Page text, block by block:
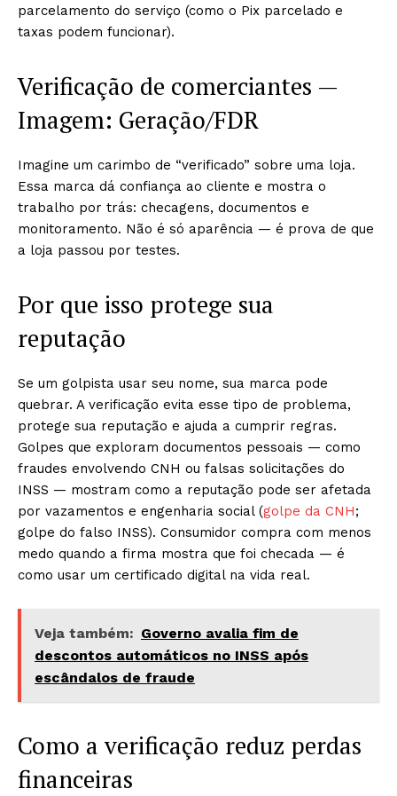
parcelamento do serviço (como o Pix parcelado e
taxas podem funcionar).
Verificação de comerciantes —
Imagem: Geração/FDR
Imagine um carimbo de “verificado” sobre uma loja.
Essa marca dá confiança ao cliente e mostra o
trabalho por trás: checagens, documentos e
monitoramento. Não é só aparência — é prova de que
a loja passou por testes.
Por que isso protege sua
reputação
Se um golpista usar seu nome, sua marca pode
quebrar. A verificação evita esse tipo de problema,
protege sua reputação e ajuda a cumprir regras.
Golpes que exploram documentos pessoais — como
fraudes envolvendo CNH ou falsas solicitações do
INSS — mostram como a reputação pode ser afetada
por vazamentos e engenharia social (golpe da CNH;
golpe do falso INSS). Consumidor compra com menos
medo quando a firma mostra que foi checada — é
como usar um certificado digital na vida real.
Veja também: Governo avalia fim de
descontos automáticos no INSS após
escândalos de fraude
Como a verificação reduz perdas
financeiras